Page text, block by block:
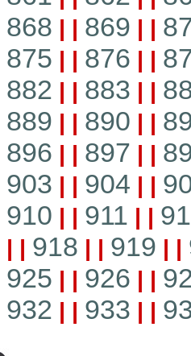
868 | | 869 | |
875 | | 876 | |
882 | | 883 | |
889 | | 890 | |
896 | | 897 | |
903 | | 904 | |
910 | | 911 | |
| | 918 | | 919 | |
925 | | 926 | |
932 | | 933 | |